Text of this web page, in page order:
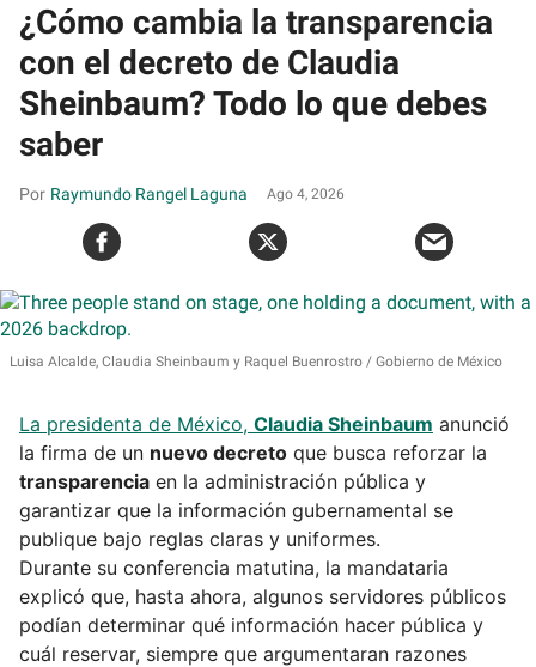
¿Cómo cambia la transparencia
con el decreto de Claudia
Sheinbaum? Todo lo que debes
saber
Raymundo Rangel Laguna Ago 4, 2026
Luisa Alcalde, Claudia Sheinbaum y Raquel Buenrostro Gobierno de México
La presidenta de México, Claudia Sheinbaum anunció
la firma de un nuevo decreto que busca reforzar la
transparencia en la administración pública y
garantizar que la información gubernamental se
publique bajo reglas claras y uniformes.
Durante su conferencia matutina, la mandataria
explicó que, hasta ahora, algunos servidores públicos
podían determinar qué información hacer pública y
cuál reservar, siempre que argumentaran razones